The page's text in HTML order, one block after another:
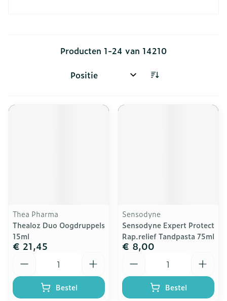
Producten 1-24 van 14210
Sorteer op:
Thea Pharma
Thealoz Duo Oogdruppels
15ml
€ 21,45
Bestel
Sensodyne
Sensodyne Expert Protect
Rap.relief Tandpasta 75ml
€ 8,00
Bestel